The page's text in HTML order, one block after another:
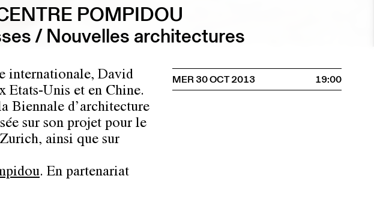
POMPIDOU
/ Nouvelles architectures
internationale, David
Etats-Unis et en Chine.
Biennale d’architecture
sur son projet pour le
ainsi que sur
. En partenariat
MER 30 OCT 2013 19:00